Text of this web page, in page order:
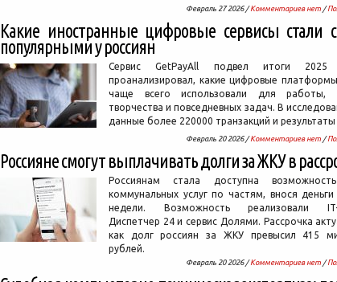
Февраль 27 2026 /Комментариев нет /
Какие иностранные цифровые сервисы стали
популярными у россиян
Сервис GetPayAll подвел итоги
проанализировал, какие цифровые
чаще всего использовали для работы,
творчества и повседневных задач. В
данные более 220000 транзакций и
Февраль 20 2026 /Комментариев нет /
Россияне смогут выплачивать долги за ЖКУ в
Россиянам стала доступна
коммунальных услуг по частям, внося
недели. Возможность реализовали IT-
Диспетчер 24 и сервис Долями. Рассрочка
как долг россиян за ЖКУ превысил 415
рублей.
Февраль 20 2026 /Комментариев нет /